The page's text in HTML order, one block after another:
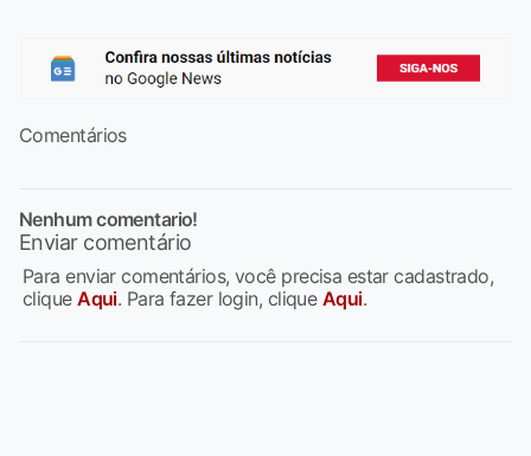
Comentários
Nenhum comentario!
Enviar comentário
Para enviar comentários, você precisa estar cadastrado,
cliqueAqui. Para fazer login, clique Aqui.